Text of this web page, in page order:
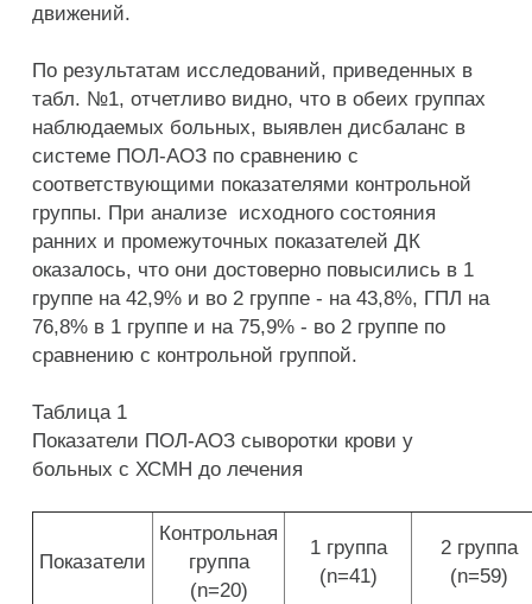
движений.
По результатам исследований, приведенных в
табл. №1, отчетливо видно, что в обеих группах
наблюдаемых больных, выявлен дисбаланс в
системе ПОЛ-АОЗ по сравнению с
соответствующими показателями контрольной
группы. При анализе исходного состояния
ранних и промежуточных показателей ДК
оказалось, что они достоверно повысились в 1
группе на 42,9% и во 2 группе - на 43,8%, ГПЛ на
76,8% в 1 группе и на 75,9% - во 2 группе по
сравнению с контрольной группой.
Таблица 1
Показатели ПОЛ-АОЗ сыворотки крови у
больных с ХСМН до лечения
Показатели
Контрольная
группа
(n=20)
1 группа
(n=41)
2 группа
(n=59)